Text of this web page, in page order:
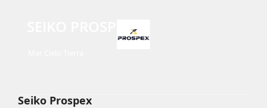
SEIKO PROSPEX
Seiko Prospex